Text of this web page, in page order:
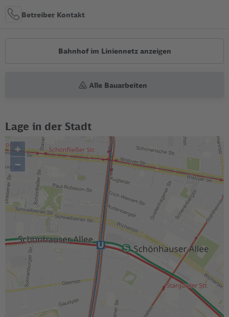
Betreiber Kontakt
Bahnhof im Liniennetz anzeigen
Alle Bauarbeiten
Lage in der Stadt
+
–